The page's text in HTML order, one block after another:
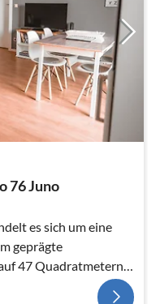
76 Juno
es sich um eine
geprägte
47 Quadratmetern